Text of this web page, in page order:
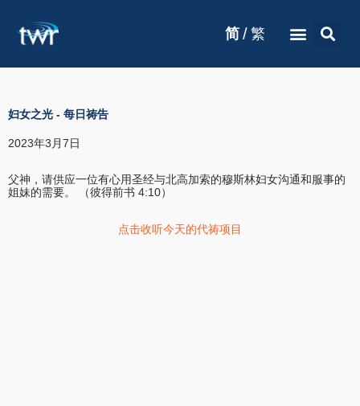
简 / 繁
妇女之光 - 每日祷告
2023年3月7日
父神，请供应一位有心用圣经与北高加索的穆斯林妇女沟通和服事的
姐妹的需要。 （彼得前书 4:10）
点击收听今天的代祷项目